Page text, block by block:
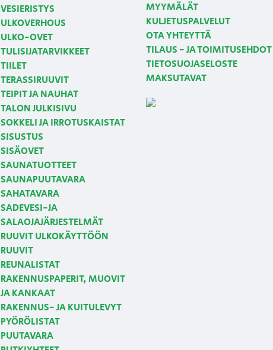
VESIERISTYS
ULKOVERHOUS
ULKO-OVET
TULISIJATARVIKKEET
TIILET
TERASSIRUUVIT
TEIPIT JA NAUHAT
TALON JULKISIVU
SOKKELI JA IRROTUSKAISTAT
SISUSTUS
SISÄOVET
SAUNATUOTTEET
SAUNAPUUTAVARA
SAHATAVARA
SADEVESI-JA
SALAOJAJÄRJESTELMÄT
RUUVIT ULKOKÄYTTÖÖN
RUUVIT
REUNALISTAT
RAKENNUSPAPERIT, MUOVIT
JA KANKAAT
RAKENNUS- JA KUITULEVYT
PYÖRÖLISTAT
PUUTAVARA
MYYMÄLÄT
KULJETUSPALVELUT
OTA YHTEYTTÄ
TILAUS - JA TOIMITUSEHDOT
TIETOSUOJASELOSTE
MAKSUTAVAT